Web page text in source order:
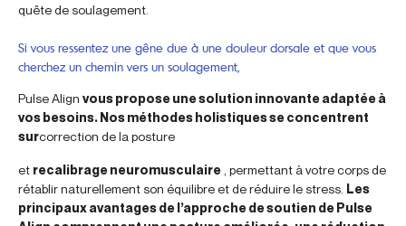
quête de soulagement.
Si vous ressentez une gêne due à une douleur dorsale et que vous
cherchez un chemin vers un soulagement,
Pulse Align vous propose une solution innovante adaptée à
vos besoins. Nos méthodes holistiques se concentrent
surcorrection de la posture
et recalibrage neuromusculaire , permettant à votre corps de
rétablir naturellement son équilibre et de réduire le stress. Les
principaux avantages de l’approche de soutien de Pulse